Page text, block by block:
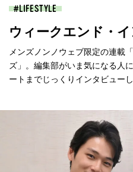
LIFESTYLE
ウィークエンド・
メンズノンノウェブ限定の連載
ズ」。編集部がいま気になる人
ートまでじっくりインタビューし